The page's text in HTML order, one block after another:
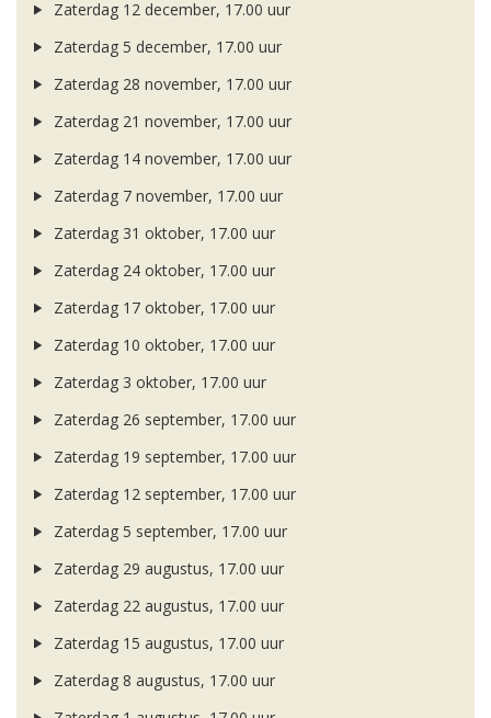
Zaterdag 12 december, 17.00 uur
Zaterdag 5 december, 17.00 uur
Zaterdag 28 november, 17.00 uur
Zaterdag 21 november, 17.00 uur
Zaterdag 14 november, 17.00 uur
Zaterdag 7 november, 17.00 uur
Zaterdag 31 oktober, 17.00 uur
Zaterdag 24 oktober, 17.00 uur
Zaterdag 17 oktober, 17.00 uur
Zaterdag 10 oktober, 17.00 uur
Zaterdag 3 oktober, 17.00 uur
Zaterdag 26 september, 17.00 uur
Zaterdag 19 september, 17.00 uur
Zaterdag 12 september, 17.00 uur
Zaterdag 5 september, 17.00 uur
Zaterdag 29 augustus, 17.00 uur
Zaterdag 22 augustus, 17.00 uur
Zaterdag 15 augustus, 17.00 uur
Zaterdag 8 augustus, 17.00 uur